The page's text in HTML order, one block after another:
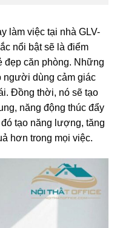
làm việc tại nhà GLV-
nổi bật sẽ là điểm
đẹp căn phòng. Những
người dùng cảm giác
Đồng thời, nó sẽ tạo
năng động thúc đẩy
tạo năng lượng, tăng
hơn trong mọi việc.